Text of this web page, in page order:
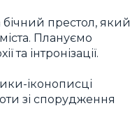
престол, який
Плануємо
інтронізації.
іконописці
зі спорудження